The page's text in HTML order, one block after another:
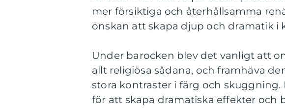
mer försiktiga och återhållsamma
önskan att skapa djup och dramatik i
Under barocken blev det vanligt att
allt religiösa sådana, och framhäva
stora kontraster i färg och
för att skapa dramatiska effekter och